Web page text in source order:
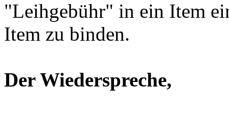
"Leihgebühr" in ein Item
Item zu binden.
Der Wiederspreche,